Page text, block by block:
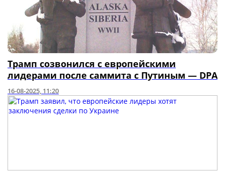
Трамп созвонился с европейскими
лидерами после саммита с Путиным — DPA
16-08-2025, 11:20